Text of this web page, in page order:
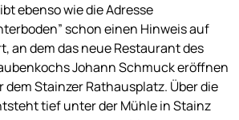
ebenso wie die Adresse
schon einen Hinweis auf
an dem das neue Restaurant des
Johann Schmuck eröffnen
Stainzer Rathausplatz. Über die
tief unter der Mühle in Stainz